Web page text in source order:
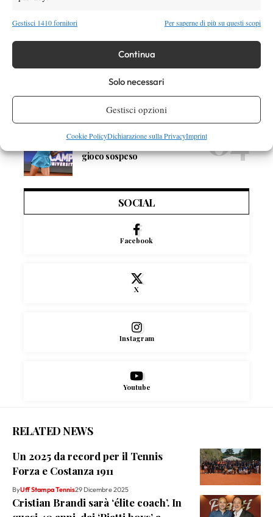
Gestisci 1410 fornitori Per saperne di più su questi scopi
Continua
Solo necessari
Gestisci opzioni
Cookie PolicyDichiarazione sulla PrivacyImprint
Masters 1000 Montreal 2026: Darderi
rimonta Shang e vola agli ottavi
Masters 1000 Montreal 2026: medical time
out per Shang contro Darderi
WTA 1000 Toronto 2026: pioggia pesante,
gioco sospeso
SOCIAL
Facebook
X
Instagram
Youtube
RELATED NEWS
Un 2025 da record per il Tennis
Forza e Costanza 1911
ByUff Stampa Tennis29 Dicembre 2025
Cristian Brandi sarà ‘élite coach’. In